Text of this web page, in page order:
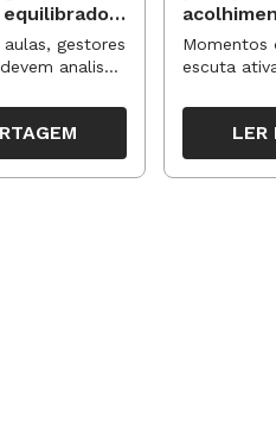
gestores
analisar
orientar o
ao longo
novas
Momentos
escuta
tempos,
segundo
LER